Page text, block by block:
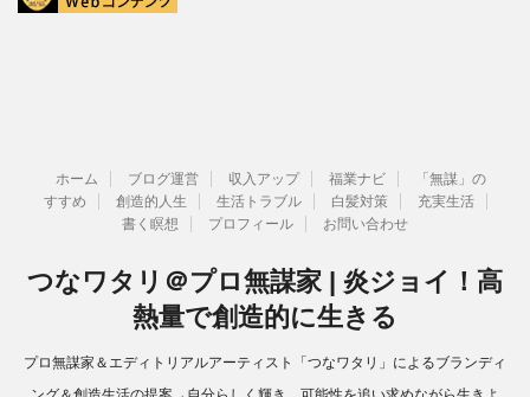
ホーム ブログ運営 収入アップ 福業ナビ
「無謀」の
すすめ
創造的人生 生活トラブル 白髪対策
充実生活
書く瞑想
プロフィール お問い合わせ
つなワタリ＠プロ無謀家 | 炎ジョイ！高
熱量で創造的に生きる
プロ無謀家＆エディトリアルアーティスト「つなワタリ」によるブランディ